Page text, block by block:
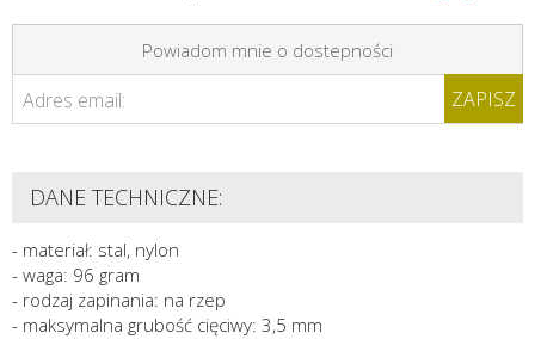
Powiadom mnie o dostepności
Adres email: ZAPISZ
DANE TECHNICZNE:
- materiał: stal, nylon
- waga: 96 gram
- rodzaj zapinania: na rzep
- maksymalna grubość cięciwy: 3,5 mm